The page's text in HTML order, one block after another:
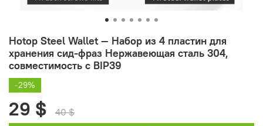
Hotop Steel Wallet — Набор из 4 пластин для
хранения сид-фраз Нержавеющая сталь 304,
совместимость с BIP39
-29%
29 $
40 $